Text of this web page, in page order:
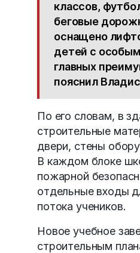
классов,
беговые
оснащено
детей с
главных
пояснил
По его словам, в
строительные
двери, стены
В каждом блоке
пожарной
отдельные входы
потока учеников.
Новое учебное
строительным